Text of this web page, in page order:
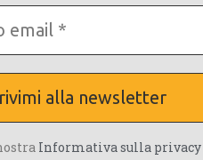
Informativa sulla privacy